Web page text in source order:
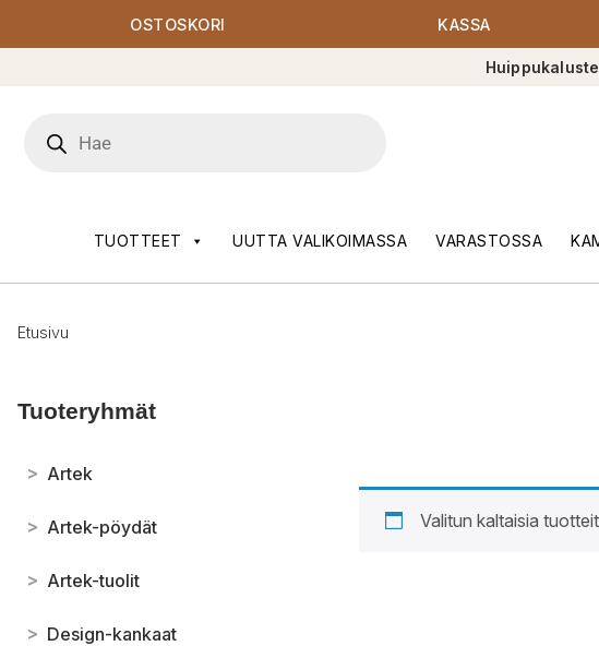
OSTOSKORI KASSA
search
TUOTTEET UUTTA VALIKOIMASSA VARASTOSSA
Etusivu
Tuoteryhmät
> Artek
> Artek-pöydät
> Artek-tuolit
> Design-kankaat
Valitun kaltaisia